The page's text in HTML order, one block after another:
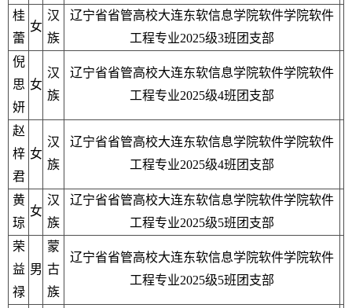
桂
蕾
女
汉
族
辽宁省省管高校大连东软信息学院软件学院软件
工程专业2025级3班团支部
倪
思
妍
女
汉
族
辽宁省省管高校大连东软信息学院软件学院软件
工程专业2025级4班团支部
赵
梓
君
女
汉
族
辽宁省省管高校大连东软信息学院软件学院软件
工程专业2025级4班团支部
黄
琼
女
汉
族
辽宁省省管高校大连东软信息学院软件学院软件
工程专业2025级5班团支部
荣
益
禄
男
蒙
古
族
辽宁省省管高校大连东软信息学院软件学院软件
工程专业2025级5班团支部